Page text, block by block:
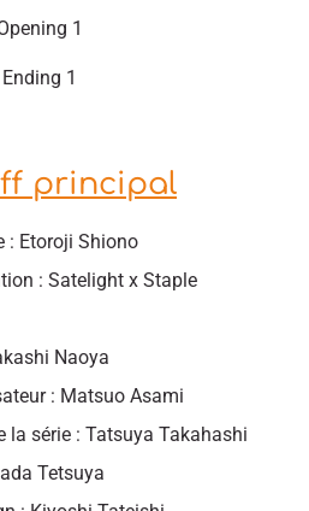
1
Ending 1
principal
Etoroji Shiono
: Satelight x Staple
Naoya
: Matsuo Asami
la série : Tatsuya Takahashi
Tetsuya